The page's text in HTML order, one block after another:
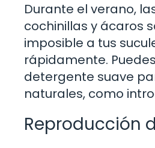
Durante el verano,
cochinillas y ácaros
imposible a tus
rápidamente.
detergente suave
naturales, como
Reproducción